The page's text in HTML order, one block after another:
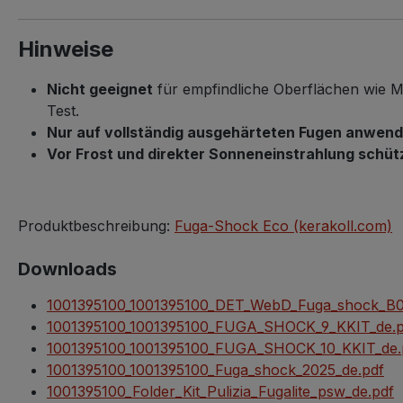
Hinweise
Nicht geeignet für empfindliche Oberflächen wie
Test.
Nur auf vollständig ausgehärteten Fugen
Vor Frost und direkter Sonneneinstrahlung
Produktbeschreibung: Fuga-Shock Eco (kerakoll.com)
Downloads
1001395100_1001395100_Fuga_shock_2025_de.pdf
1001395100_Folder_Kit_Pulizia_Fugalite_psw_de.pdf